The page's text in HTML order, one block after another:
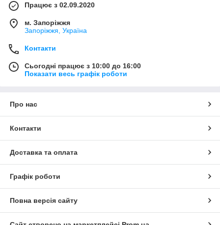
Працює з 02.09.2020
м. Запоріжжя
Запоріжжя, Україна
Контакти
Сьогодні працює з 10:00 до 16:00
Показати весь графік роботи
Про нас
Контакти
Доставка та оплата
Графік роботи
Повна версія сайту